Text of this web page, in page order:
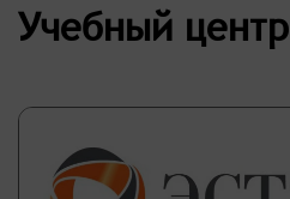
Учебный центр